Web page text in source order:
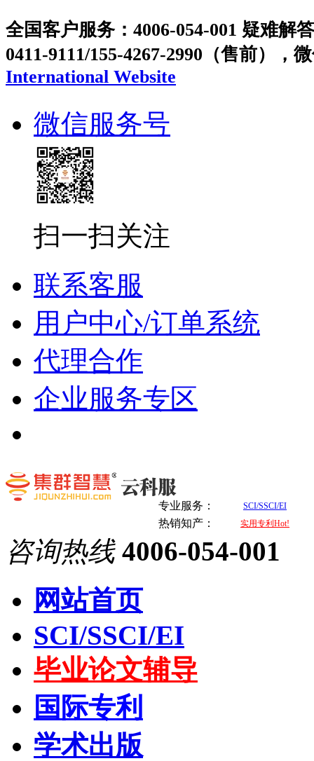
全国客户服务：4006-054-001 疑难解
0411-9111/155-4267-2990（售前），
International Website
微信服务号
扫一扫关注
联系客服
用户中心/订单系统
代理合作
企业服务专区
专业服务： SCI/SSCI/EI
热销知产： 实用专利Hot!
咨询热线 4006-054-001
网站首页
SCI/SSCI/EI
毕业论文辅导
国际专利
学术出版